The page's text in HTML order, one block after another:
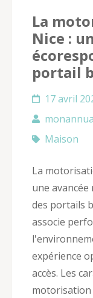
La
Nice :
portail
17 avril
Maison
La
une
des portails
associe
expérience
accès. Les
motorisation